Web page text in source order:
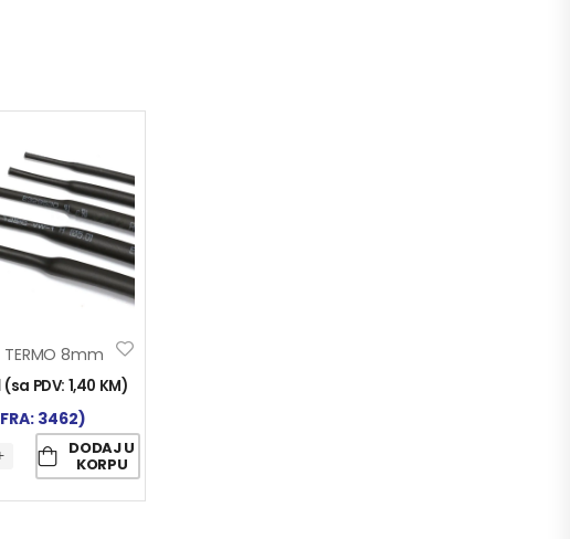
TERMO 8mm
(sa PDV: 1,40 KM)
3462)
DODAJ U
KORPU